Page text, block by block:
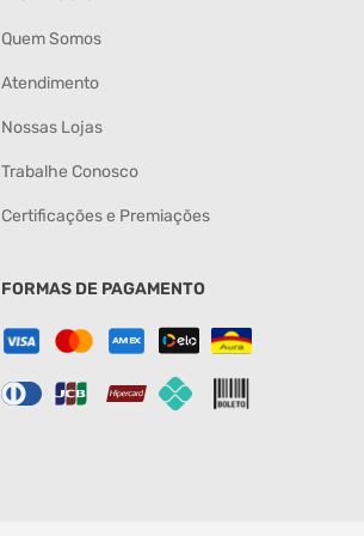
Quem Somos
Atendimento
Nossas Lojas
Trabalhe Conosco
Certificações e Premiações
FORMAS DE PAGAMENTO